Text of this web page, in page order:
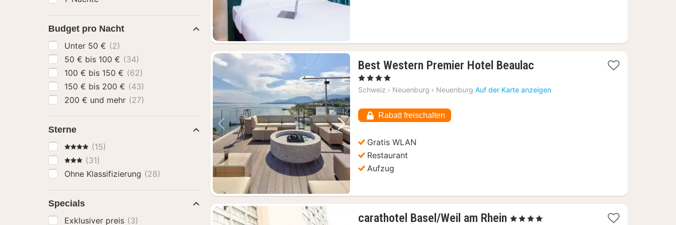
Vorheriges Bild Nächstes Bild
Best Western Premier Hotel Beaulac
ab
, 4 Sterne
Schweiz › Neuenburg › Neuenburg Auf der Karte anzeigen
Rabatt freischalten
Gratis WLAN
Restaurant
Aufzug
carathotel Basel/Weil am Rhein 1
, 4 Sterne
Budget pro Nacht
Unter 50 € (2)
50 € bis 100 € (34)
100 € bis 150 € (62)
150 € bis 200 € (43)
200 € und mehr (27)
Sterne
4 Sterne(15)
3 Sterne
(31)
Ohne Klassifizierung (28)
Specials
Exklusiver preis (3)